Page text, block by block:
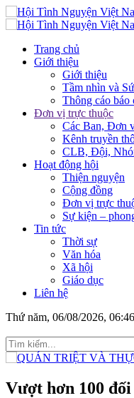
Trang chủ
Giới thiệu
Giới thiệu
Tầm nhìn và
Thông cáo báo
Đơn vị trực thuộc
Các Ban, Đơn
Kênh truyền
CLB, Đội,
Hoạt động hội
Thiện nguyện
Cộng đồng
Đơn vị trực
Sự kiện –
Tin tức
Thời sự
Văn hóa
Xã hội
Giáo dục
Liên hệ
Thứ năm, 06/08/2026, 06:46
học FPT “Ngự Vị” lan
Vượt hơn 100